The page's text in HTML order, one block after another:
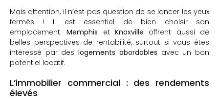
Mais attention, il n’est pas question de se lancer les yeux
fermés ! Il est essentiel de bien choisir son
emplacement.Memphis etKnoxville offrent aussi de
belles perspectives de rentabilité, surtout si vous êtes
intéressé par deslogements abordables avec un bon
potentiel locatif.
L’immobilier commercial : des rendements
élevés